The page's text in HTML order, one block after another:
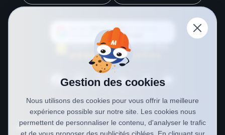
METAL 2000
source préférée surGoogle
Mentions légales CGV Politique de confidentialité
Gestion des cookies
Nous utilisons des cookies pour vous offrir la meilleure
expérience possible sur notre site. Les cookies nous
permettent de personnaliser le contenu, d'analyser le trafic
et de vous proposer des publicités ciblées. En cliquant sur